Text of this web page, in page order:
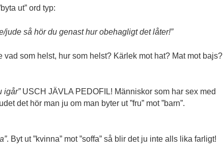
ut” ord typ:
jude så hör du genast hur obehagligt det låter!”
vad som helst, hur som helst? Kärlek mot hat? Mat mot bajs?
igår”USCH JÄVLA PEDOFIL! Människor som har sex med
det hör man ju om man byter ut ”fru” mot ”barn”.
. Byt ut ”kvinna” mot ”soffa” så blir det ju inte alls lika farligt!